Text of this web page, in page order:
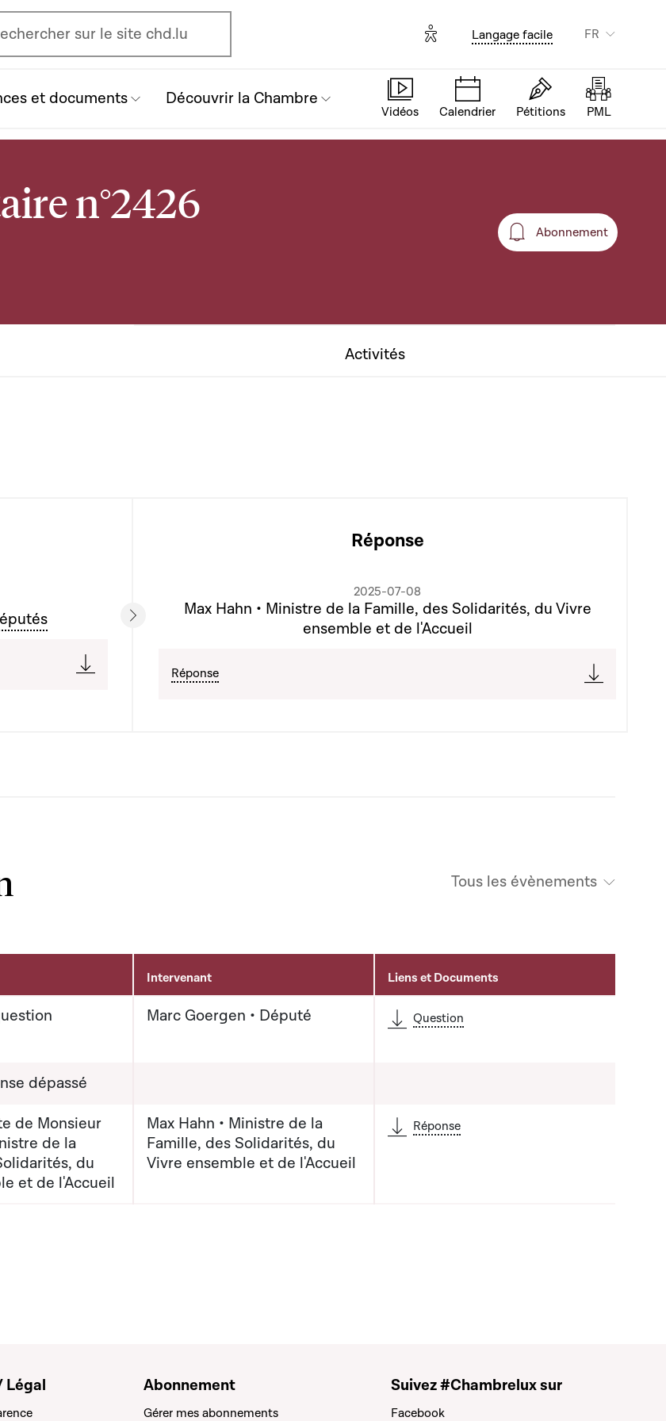
de recherche
sur le site chd.lu Options d'accessibilité
Langage facile FR
et documents Découvrir la Chambre
Vidéos Calendrier Pétitions PML
n°2426
Abonnement
Abonnement
Activités
Réponse
2025-07-08
Max Hahn • Ministre de la Famille, des Solidarités, du Vivre
ensemble et de l'Accueil
Réponse
Tous les évènements
Intervenant Liens et Documents
Marc Goergen • Député Question
dépassé
de Monsieur
de la
du
et de l'Accueil
Max Hahn • Ministre de la
Famille, des Solidarités, du
Vivre ensemble et de l'Accueil
Réponse
Légal Abonnement
Gérer mes abonnements
Suivez #Chambrelux sur
Facebook